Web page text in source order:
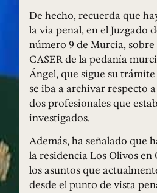
De hecho, recuerda que
la vía penal, en el Juzgado
número 9 de Murcia,
CASER de la pedanía
Ángel, que sigue su
se iba a archivar respecto
dos profesionales que
investigados.
Además, ha señalado que
la residencia Los Olivos en
los asuntos que
desde el punto de vista